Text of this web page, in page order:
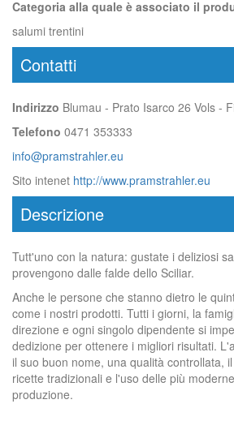
Categoria alla quale è associato il
salumi trentini
Contatti
Indirizzo Blumau - Prato Isarco 26 Vols -
Telefono 0471 353333
info@pramstrahler.eu
Sito intenet http://www.pramstrahler.eu
Descrizione
Tutt'uno con la natura: gustate i deliziosi
provengono dalle falde dello Sciliar.
Anche le persone che stanno dietro le
come i nostri prodotti. Tutti i giorni, la
direzione e ogni singolo dipendente si
dedizione per ottenere i migliori risultati.
il suo buon nome, una qualità controllata,
ricette tradizionali e l'uso delle più
produzione.